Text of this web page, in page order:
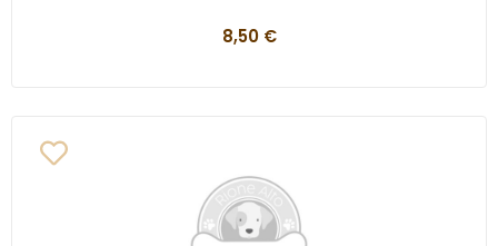
8,50 €